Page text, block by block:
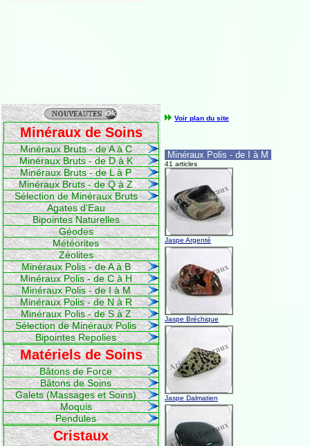
Minéraux de Soins
Minéraux Bruts - de A à C
Minéraux Bruts - de D à K
Minéraux Bruts - de L à P
Minéraux Bruts - de Q à Z
Sélection de Minéraux Bruts
Agates d'Eau
Bipointes Naturelles
Géodes
Météorites
Zéolites
Minéraux Polis - de A à B
Minéraux Polis - de C à H
Minéraux Polis - de I à M
Minéraux Polis - de N à R
Minéraux Polis - de S à Z
Sélection de Minéraux Polis
Bipointes Repolies
Matériels de Soins
Bâtons de Force
Bâtons de Soins
Galets (Massages et Soins)
Moquis
Pendules
Cristaux
Voir plan du site
Minéraux Polis - de I à M
41 articles
Jaspe Argenté
Jaspe Bréchique
Jaspe Dalmatien